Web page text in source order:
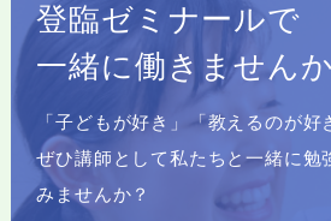
登臨ゼミナールで
⼀緒に働きません
「⼦どもが好き」「教えるのが好
ぜひ講師として私たちと⼀緒に勉
みませんか？